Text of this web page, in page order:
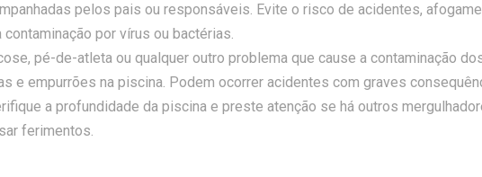
pelos pais ou responsáveis. Evite o risco de acidentes,
por vírus ou bactérias.
pé-de-atleta ou qualquer outro problema que cause a contaminação
e empurrões na piscina. Podem ocorrer acidentes com graves
a profundidade da piscina e preste atenção se há outros
ferimentos.